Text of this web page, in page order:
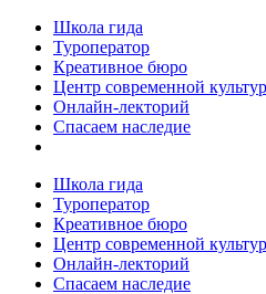
Школа гида
Туроператор
Креативное бюро
Центр современной
Онлайн-лекторий
Спасаем наследие
Школа гида
Туроператор
Креативное бюро
Центр современной
Онлайн-лекторий
Спасаем наследие